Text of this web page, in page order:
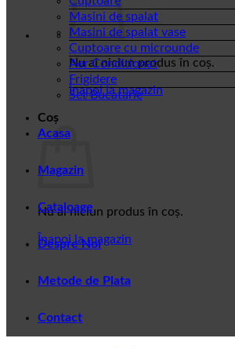
Nu ai niciun produs în coș.
Înapoi la magazin
Coș
Nu ai niciun produs în coș.
Înapoi la magazin
Masini de spalat
Masini de spalat vase
Cuptoare cu microunde
Aer Conditionat
Frigidere
Set Bucatarie
Acasa
Magazin
Cataloage
Despre Noi
Metode de Plata
Contact